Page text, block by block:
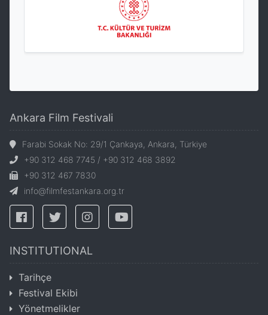
Ankara Film Festivali
Farabi Sokak No: 29/1 Çankaya, Ankara, Türkiye
+90 312 468 7745 / +90 312 468 3892
+90 312 467 7830
info@filmfestankara.org.tr
INSTITUTIONAL
Tarihçe
Festival Ekibi
Yönetmelikler